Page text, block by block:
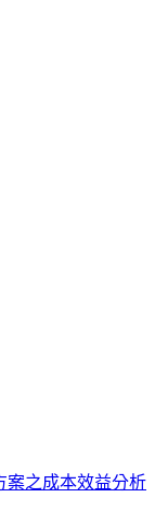
案之成本效益分析